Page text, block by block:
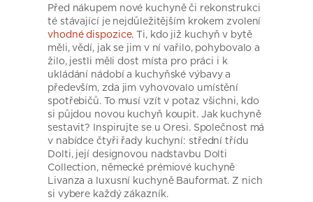
Před nákupem nové kuchyně či rekonstrukci
té stávající je nejdůležitějším krokem zvolení
vhodné dispozice. Ti, kdo již kuchyň v bytě
měli, vědí, jak se jim v ní vařilo, pohybovalo a
žilo, jestli měli dost místa pro práci i k
ukládání nádobí a kuchyňské výbavy a
především, zda jim vyhovovalo umístění
spotřebičů. To musí vzít v potaz všichni, kdo
si půjdou novou kuchyň koupit. Jak kuchyně
sestavit? Inspirujte se u Oresi. Společnost má
v nabídce čtyři řady kuchyní: střední třídu
Dolti, její designovou nadstavbu Dolti
Collection, německé prémiové kuchyně
Livanza a luxusní kuchyně Bauformat. Z nich
si vybere každý zákazník.